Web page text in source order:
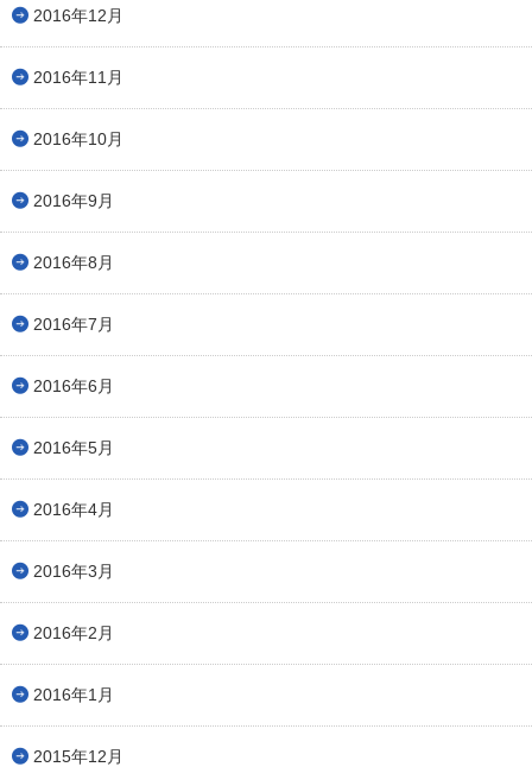
2016年12月
2016年11月
2016年10月
2016年9月
2016年8月
2016年7月
2016年6月
2016年5月
2016年4月
2016年3月
2016年2月
2016年1月
2015年12月